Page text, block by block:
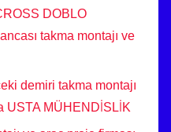
DOBLO
takma montajı ve
demiri takma montajı
USTA MÜHENDİSLİK